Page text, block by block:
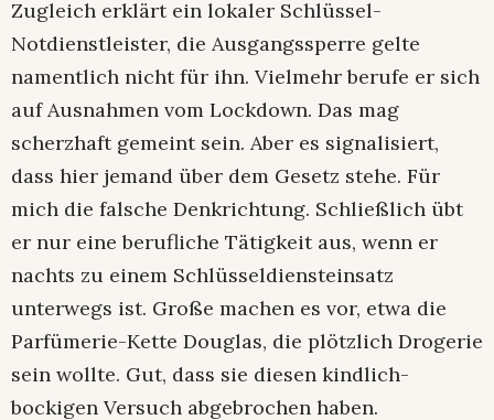
Zugleich erklärt ein lokaler Schlüssel-
Notdienstleister, die Ausgangssperre gelte
namentlich nicht für ihn. Vielmehr berufe er sich
auf Ausnahmen vom Lockdown. Das mag
scherzhaft gemeint sein. Aber es signalisiert,
dass hier jemand über dem Gesetz stehe. Für
mich die falsche Denkrichtung. Schließlich übt
er nur eine berufliche Tätigkeit aus, wenn er
nachts zu einem Schlüsseldiensteinsatz
unterwegs ist. Große machen es vor, etwa die
Parfümerie-Kette Douglas, die plötzlich Drogerie
sein wollte. Gut, dass sie diesen kindlich-
bockigen Versuch abgebrochen haben.